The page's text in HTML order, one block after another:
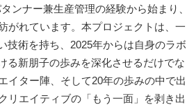
ンナー兼生産管理の経験から始まり、
がれています。本プロジェクトは、一
技術を持ち、2025年からは自身のラボ
る新朋子の歩みを深化させるだけでな
イター陣、そして20年の歩みの中で出
リエイティブの「もう一面」を剥き出